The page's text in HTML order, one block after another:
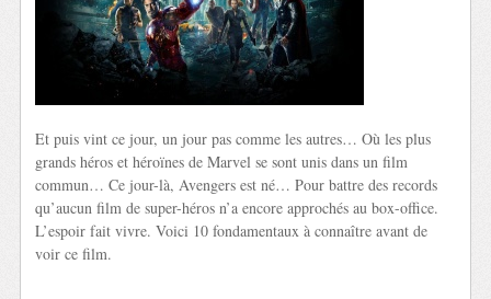
Et puis vint ce jour, un jour pas comme les autres… Où les plus
grands héros et héroïnes de Marvel se sont unis dans un film
commun… Ce jour-là, Avengers est né… Pour battre des records
qu’aucun film de super-héros n’a encore approchés au box-office.
L’espoir fait vivre. Voici 10 fondamentaux à connaître avant de
voir ce film.